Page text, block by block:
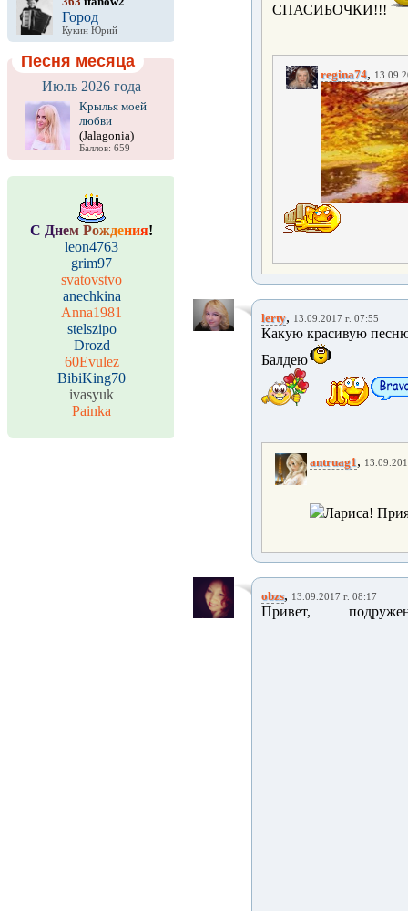
Город
Кукин Юрий
Песня месяца
Июль 2026 года
Крылья моей
любви
(Jalagonia)
Баллов: 659
С Днем Рождения!
leon4763
grim97
svatovstvo
anechkina
Anna1981
stelszipo
Drozd
60Evulez
BibiKing70
ivasyuk
Painka
СПАСИБОЧКИ!!!
regina74,
lerty, 13.09.2017 г. 07:55
Какую красивую
Балдею
antruag1,
Лариса!
obzs, 13.09.2017 г. 08:17
Привет,